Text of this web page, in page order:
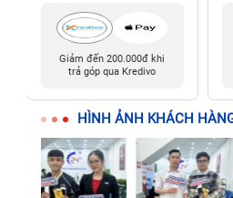
Giảm đến 200.000đ khi
trả góp qua Kredivo
HÌNH ẢNH KHÁCH